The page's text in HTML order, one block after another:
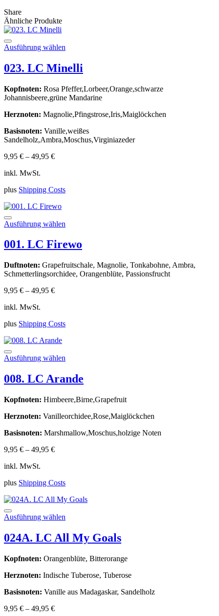
Share
Ähnliche Produkte
Ausführung wählen
weist
mehrere
auf.
Die
können
der
Produktseite
023. LC Minelli
Kopfnoten: Rosa Pfeffer,Lorbeer,Orange,schwarze
Johannisbeere,grüne Mandarine
Herznoten: Magnolie,Pfingstrose,Iris,Maiglöckchen
Basisnoten: Vanille,weißes
Sandelholz,Ambra,Moschus,Virginiazeder
9,95 € – 49,95 €
inkl. MwSt.
plus Shipping Costs
Ausführung wählen
weist
mehrere
auf.
Die
gewählt
001. LC Firewo
Duftnoten: Grapefruitschale, Magnolie, Tonkabohne, Ambra,
Schmetterlingsorchidee, Orangenblüte, Passionsfrucht
9,95 € – 49,95 €
inkl. MwSt.
plus Shipping Costs
Ausführung wählen
weist
mehrere
auf.
Optionen
auf
008. LC Arande
Kopfnoten: Himbeere,Birne,Grapefruit
Herznoten: Vanilleorchidee,Rose,Maiglöckchen
Basisnoten: Marshmallow,Moschus,holzige Noten
9,95 € – 49,95 €
inkl. MwSt.
plus Shipping Costs
Ausführung wählen
weist
mehrere
auf.
Optionen
auf
024A. LC All My Goals
Kopfnoten: Orangenblüte, Bitterorange
Herznoten: Indische Tuberose, Tuberose
Basisnoten: Vanille aus Madagaskar, Sandelholz
9,95 € – 49,95 €